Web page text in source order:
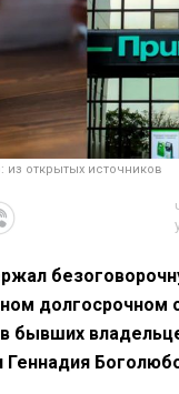
из открытых источников
долгосрочном
бывших
Геннадия